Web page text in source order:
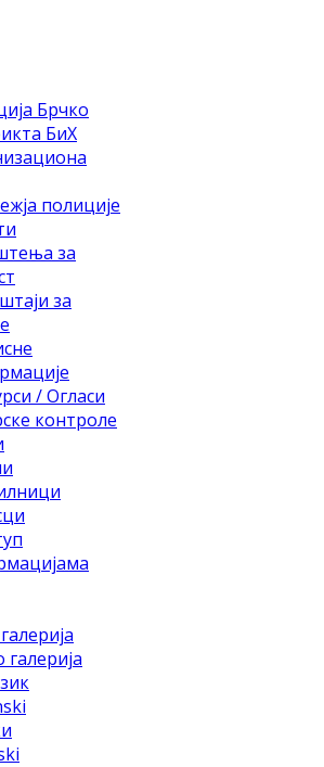
Брчко
БиХ
полиције
за
за
/ Огласи
контроле